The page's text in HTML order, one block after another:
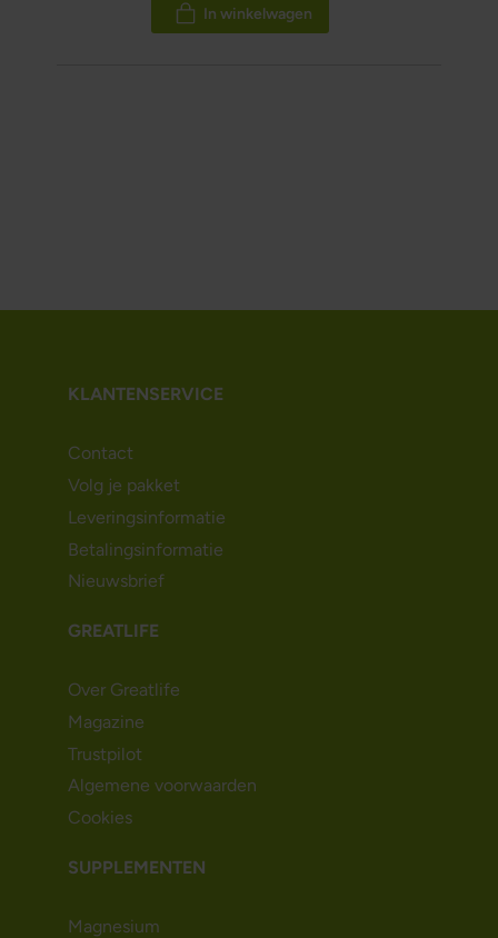
In winkelwagen
KLANTENSERVICE
Contact
Volg je pakket
Leveringsinformatie
Betalingsinformatie
Nieuwsbrief
GREATLIFE
Over Greatlife
Magazine
Trustpilot
Algemene voorwaarden
Cookies
SUPPLEMENTEN
Magnesium